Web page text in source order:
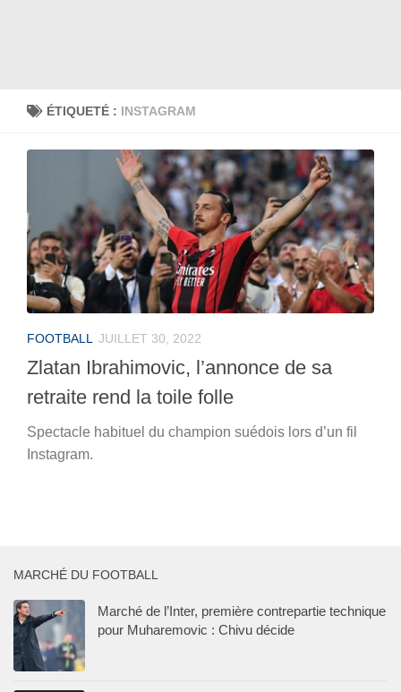
ÉTIQUETÉ : INSTAGRAM
FOOTBALL JUILLET 30, 2022
Zlatan Ibrahimovic, l’annonce de sa
retraite rend la toile folle
Spectacle habituel du champion suédois lors d’un fil
Instagram.
MARCHÉ DU FOOTBALL
Marché de l’Inter, première contrepartie technique
pour Muharemovic : Chivu décide